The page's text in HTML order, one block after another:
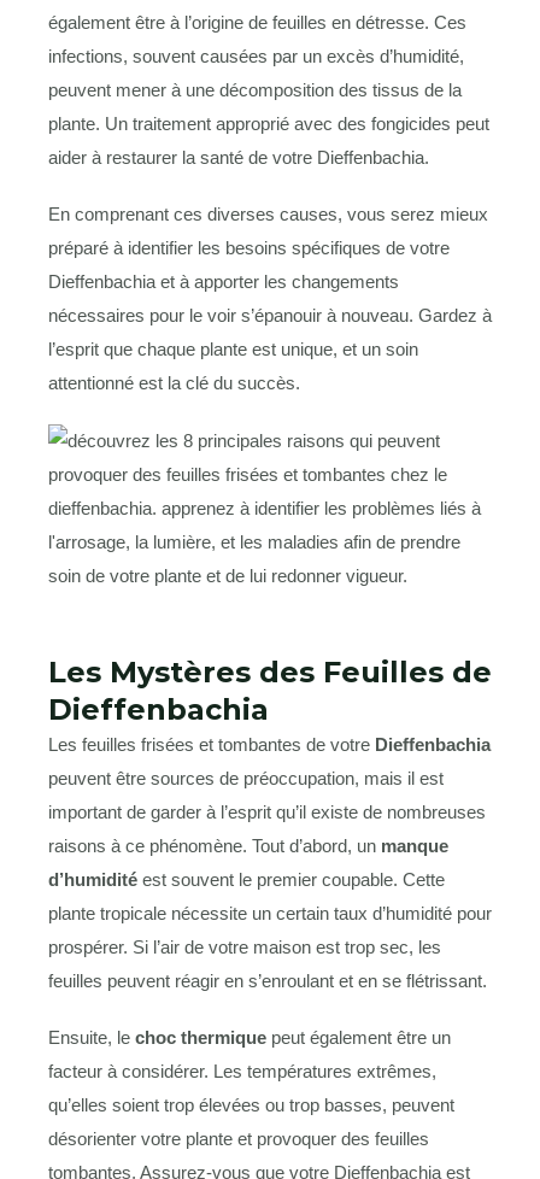
également être à l’origine de feuilles en détresse. Ces
infections, souvent causées par un excès d’humidité,
peuvent mener à une décomposition des tissus de la
plante. Un traitement approprié avec des fongicides peut
aider à restaurer la santé de votre Dieffenbachia.
En comprenant ces diverses causes, vous serez mieux
préparé à identifier les besoins spécifiques de votre
Dieffenbachia et à apporter les changements
nécessaires pour le voir s’épanouir à nouveau. Gardez à
l’esprit que chaque plante est unique, et un soin
attentionné est la clé du succès.
Les Mystères des Feuilles de
Dieffenbachia
Les feuilles frisées et tombantes de votre Dieffenbachia
peuvent être sources de préoccupation, mais il est
important de garder à l’esprit qu’il existe de nombreuses
raisons à ce phénomène. Tout d’abord, un manque
d’humidité est souvent le premier coupable. Cette
plante tropicale nécessite un certain taux d’humidité pour
prospérer. Si l’air de votre maison est trop sec, les
feuilles peuvent réagir en s’enroulant et en se flétrissant.
Ensuite, le choc thermique peut également être un
facteur à considérer. Les températures extrêmes,
qu’elles soient trop élevées ou trop basses, peuvent
désorienter votre plante et provoquer des feuilles
tombantes. Assurez-vous que votre Dieffenbachia est